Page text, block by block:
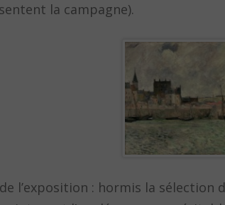
la campagne).
l’exposition : hormis la